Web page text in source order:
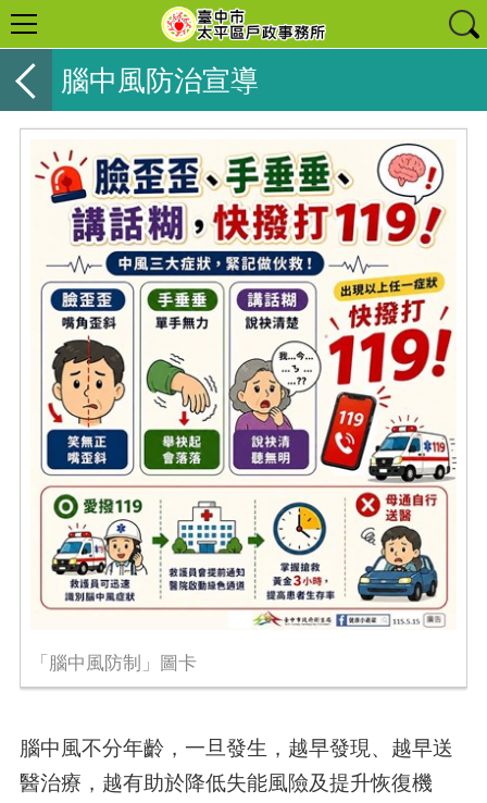
腦中風防治宣導
「腦中風防制」圖卡
腦中風不分年齡，一旦發生，越早發現、越早送
醫治療，越有助於降低失能風險及提升恢復機